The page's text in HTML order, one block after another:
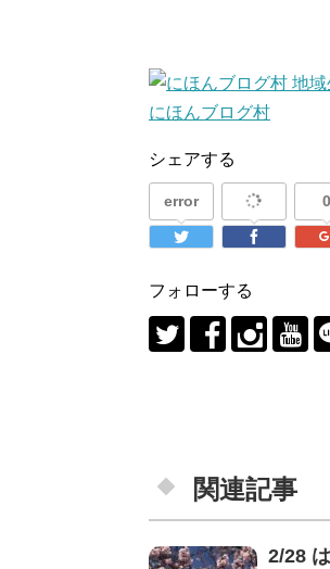
にほんブログ村
シェアする
error 0
フォローする
関連記事
2/28